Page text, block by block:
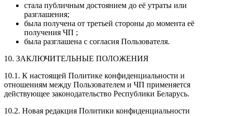
стала публичным достоянием до её утраты или
разглашения;
была получена от третьей стороны до момента её
получения ЧП ;
была разглашена с согласия Пользователя.
10. ЗАКЛЮЧИТЕЛЬНЫЕ ПОЛОЖЕНИЯ
10.1. К настоящей Политике конфиденциальности и
отношениям между Пользователем и ЧП применяется
действующее законодательство Республики Беларусь.
10.2. Новая редакция Политики конфиденциальности